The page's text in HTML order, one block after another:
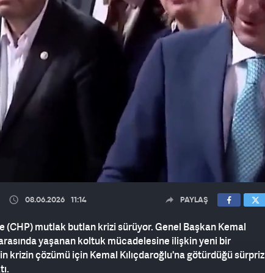
08.06.2026 11:14 PAYLAŞ
mutlak butlan krizi sürüyor. Genel Başkan Kemal
yaşanan koltuk mücadelesine ilişkin yeni bir
krizin çözümü için Kemal Kılıçdaroğlu'na götürdüğü sürpriz